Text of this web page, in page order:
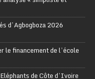
d’Agbogboza 2026
le financement de l’école
de Côte d’Ivoire